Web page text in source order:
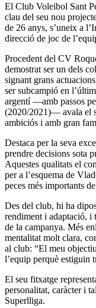
El Club Voleibol Sant
clau del seu nou
de 26 anys, s’uneix a
direcció de joc de
Procedent del CV
demostrat ser un dels
signant grans
ser subcampió en
argentí —amb passos
(2020/2021)— avala el
ambiciós i amb gran
Destaca per la seva
prendre decisions sota
Aquestes qualitats el
per a l’esquema de
peces més importants
Des del club, hi ha
rendiment i adaptació, i
de la campanya. Més
mentalitat molt clara,
al club: “El meu
l’equip perquè estiguin
El seu fitxatge
personalitat, caràcter i
Superlliga.